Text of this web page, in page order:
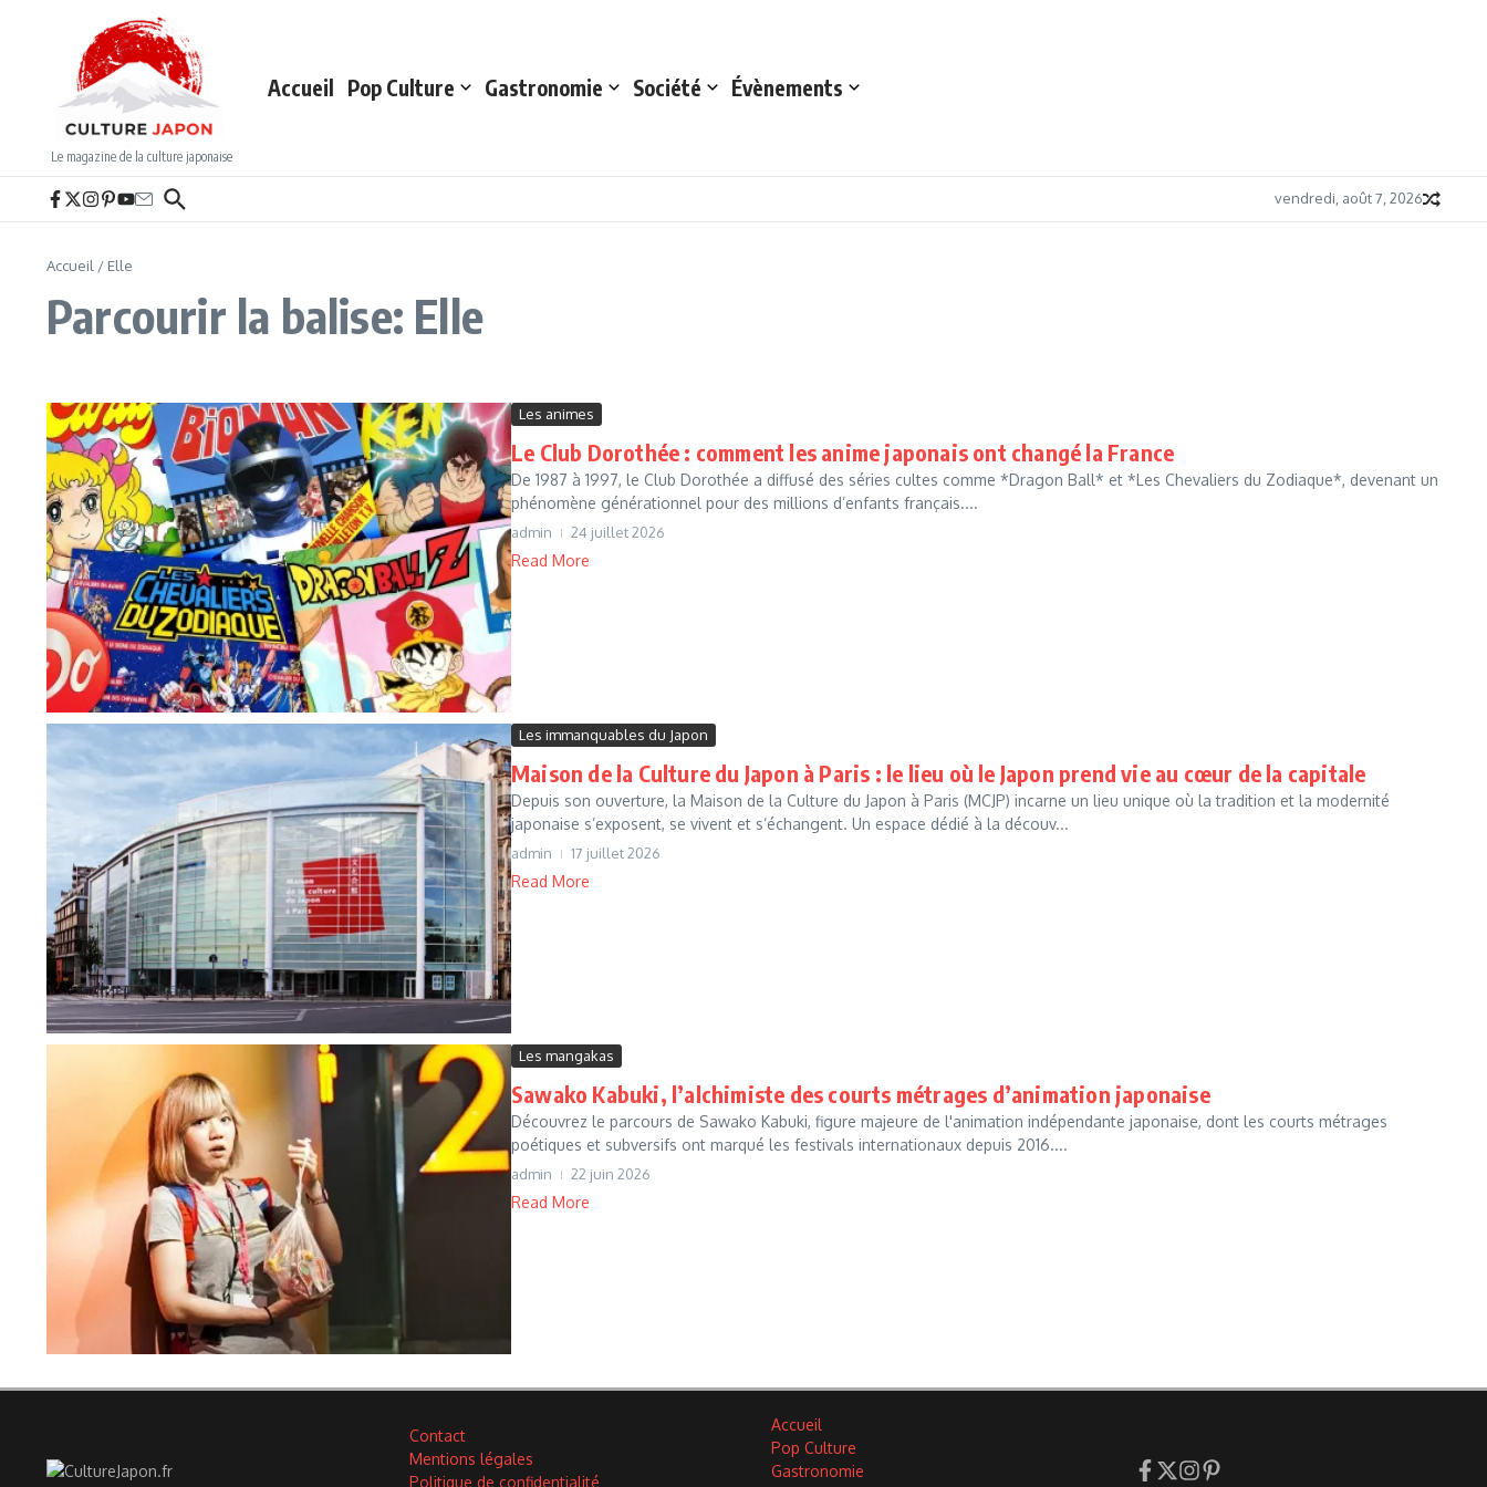
Le magazine de la culture japonaise
Accueil Pop Culture Gastronomie Société Évènements
vendredi, août 7, 2026
Accueil / Elle
Parcourir la balise: Elle
Les animes
Le Club Dorothée : comment les anime japonais ont changé la France
De 1987 à 1997, le Club Dorothée a diffusé des séries cultes comme *Dragon Ball* et *Les Chevaliers du Zodiaque*, devenant un
phénomène générationnel pour des millions d’enfants français....
admin 24 juillet 2026
Read More
Les immanquables du Japon
Maison de la Culture du Japon à Paris : le lieu où le Japon prend vie au cœur de la capitale
Depuis son ouverture, la Maison de la Culture du Japon à Paris (MCJP) incarne un lieu unique où la tradition et la modernité
japonaise s’exposent, se vivent et s’échangent. Un espace dédié à la découv...
admin 17 juillet 2026
Read More
Les mangakas
Sawako Kabuki, l’alchimiste des courts métrages d’animation japonaise
Découvrez le parcours de Sawako Kabuki, figure majeure de l'animation indépendante japonaise, dont les courts métrages
poétiques et subversifs ont marqué les festivals internationaux depuis 2016....
admin 22 juin 2026
Read More
Contact
Mentions légales
Politique de confidentialité
Accueil
Pop Culture
Gastronomie